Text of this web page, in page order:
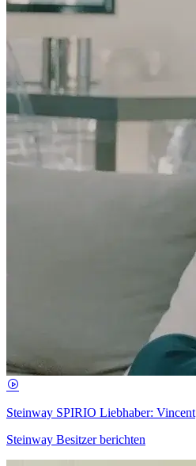
Steinway SPIRIO Liebhaber: Vincent
Steinway Besitzer berichten